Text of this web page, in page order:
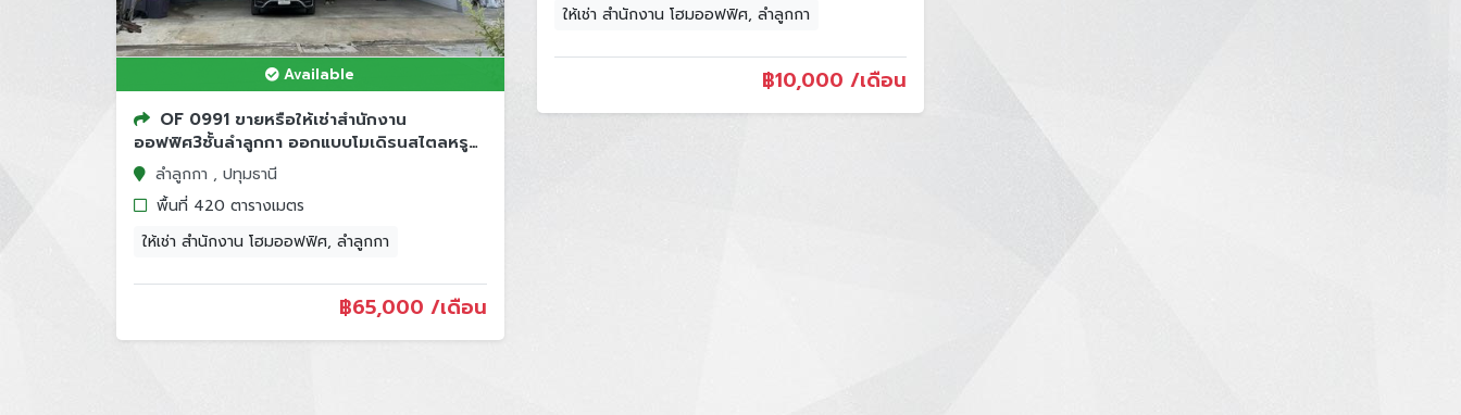
Available
OF 0991 ขายหรือให้เช่าสำนักงาน
ออฟฟิศ3ชั้นลำลูกกา ออกแบบโมเดิรนสไตลหรู
บริเวณถนนลำลูกกา ...
ลำลูกกา , ปทุมธานี
พื้นที่ 420 ตารางเมตร
ให้เช่า สำนักงาน โฮมออฟฟิศ, ลำลูกกา
฿65,000 /เดือน
ให้เช่า สำนักงาน โฮมออฟฟิศ, ลำลูกกา
฿10,000 /เดือน